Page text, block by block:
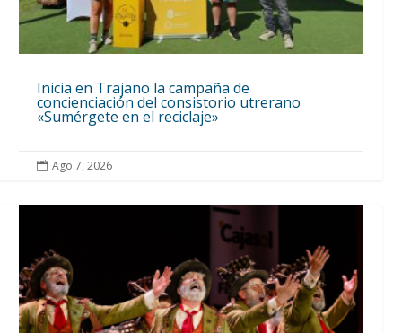
Inicia en Trajano la campaña de
concienciación del consistorio utrerano
«Sumérgete en el reciclaje»
 Ago 7, 2026